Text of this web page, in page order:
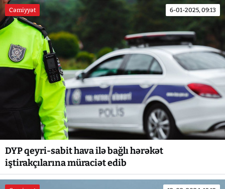
Cəmiyyət 6-01-2025, 09:13
DYP qeyri-sabit hava ilə bağlı hərəkət
iştirakçılarına müraciət edib